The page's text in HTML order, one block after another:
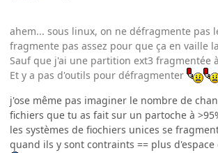
ahem... sous linux, on ne défragmente pas
fragmente pas assez pour que ça en vaille
Sauf que j'ai une partition ext3 fragmentée
Et y a pas d'outils pour défragmenter
j'ose même pas imaginer le nombre de
fichiers que tu as fait sur un partoche à
les systèmes de fiochiers unices se
quand ils y sont contraints == plus